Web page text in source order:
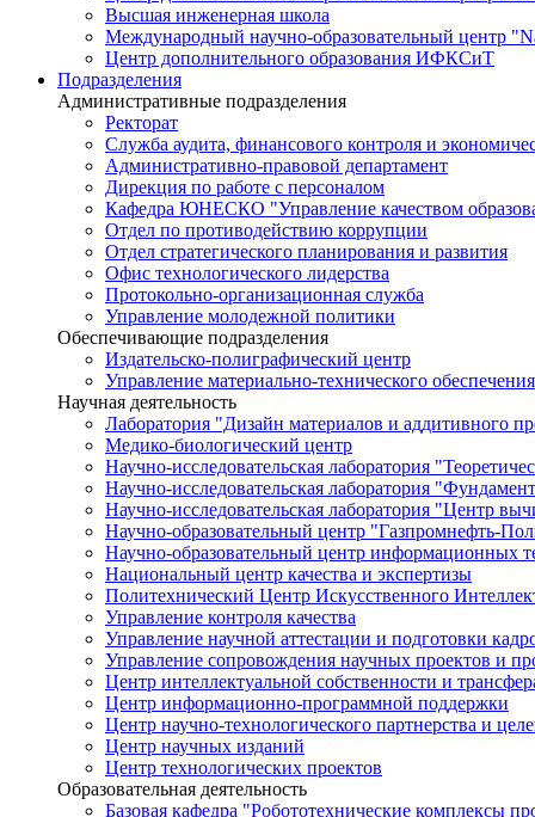
Высшая инженерная школа
Международный научно-образовательный центр
Центр дополнительного образования ИФКСиТ
Подразделения
Административные подразделения
Ректорат
Служба аудита, финансового контроля и
Административно-правовой департамент
Дирекция по работе с персоналом
Кафедра ЮНЕСКО "Управление качеством
Отдел по противодействию коррупции
Отдел стратегического планирования и развития
Офис технологического лидерства
Протокольно-организационная служба
Управление молодежной политики
Обеспечивающие подразделения
Издательско-полиграфический центр
Управление материально-технического обеспечения
Научная деятельность
Лаборатория "Дизайн материалов и аддитивного
Медико-биологический центр
Научно-исследовательская лаборатория
Научно-исследовательская лаборатория
Научно-исследовательская лаборатория "Центр
Научно-образовательный центр "Газпромнефть-
Научно-образовательный центр информационных
Национальный центр качества и экспертизы
Политехнический Центр Искусственного
Управление контроля качества
Управление научной аттестации и подготовки
Управление сопровождения научных проектов и
Центр интеллектуальной собственности и
Центр информационно-программной поддержки
Центр научно-технологического партнерства и
Центр научных изданий
Центр технологических проектов
Образовательная деятельность
Базовая кафедра "Робототехнические комплексы